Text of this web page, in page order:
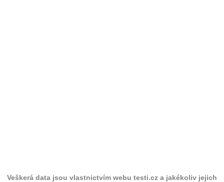
Veškerá data jsou vlastnictvím webu testi.cz a jakékoliv jejich